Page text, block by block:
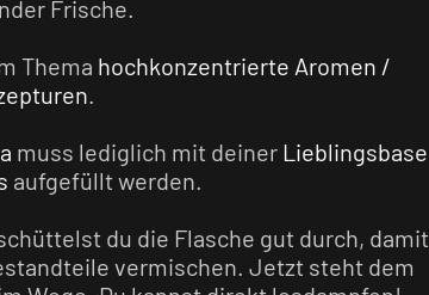
Frische.
Thema hochkonzentrierte Aromen /
muss lediglich mit deiner Lieblingsbase
aufgefüllt werden.
du die Flasche gut durch, damit
vermischen. Jetzt steht dem